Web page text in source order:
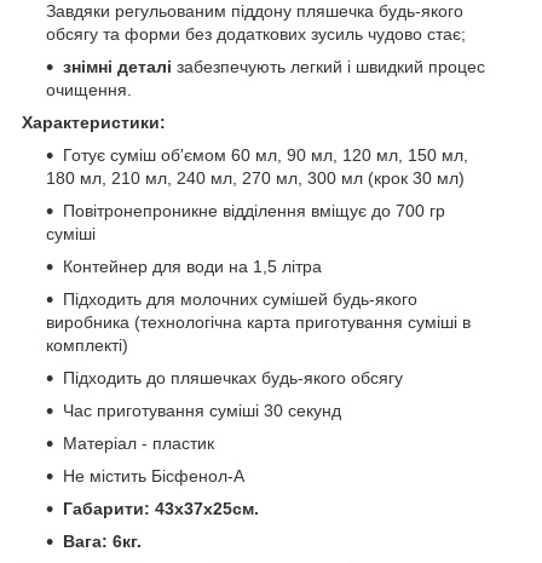
Завдяки регульованим піддону пляшечка будь-якого
обсягу та форми без додаткових зусиль чудово стає;
знімні деталі забезпечують легкий і швидкий процес
очищення.
Характеристики:
Готує суміш об'ємом 60 мл, 90 мл, 120 мл, 150 мл,
180 мл, 210 мл, 240 мл, 270 мл, 300 мл (крок 30 мл)
Повітронепроникне відділення вміщує до 700 гр
суміші
Контейнер для води на 1,5 літра
Підходить для молочних сумішей будь-якого
виробника (технологічна карта приготування суміші в
комплекті)
Підходить до пляшечках будь-якого обсягу
Час приготування суміші 30 секунд
Матеріал - пластик
Не містить Бісфенол-А
Габарити: 43х37х25см.
Вага: 6кг.